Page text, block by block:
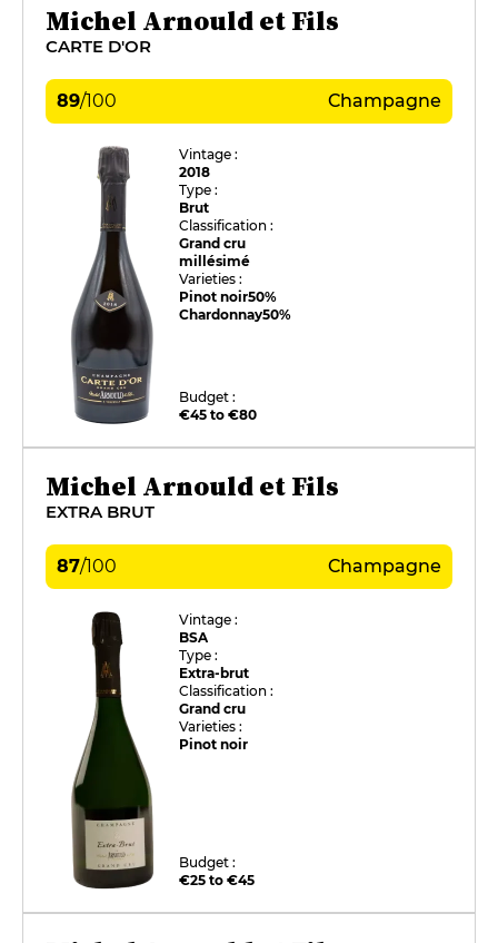
Michel Arnould et Fils
CARTE D'OR
89/100 Champagne
Vintage :
2018
Type :
Brut
Classification :
Grand cru
millésimé
Varieties :
Pinot noir50%
Chardonnay50%
Budget :
€45 to €80
Michel Arnould et Fils
EXTRA BRUT
87/100 Champagne
Vintage :
BSA
Type :
Extra-brut
Classification :
Grand cru
Varieties :
Pinot noir
Budget :
€25 to €45